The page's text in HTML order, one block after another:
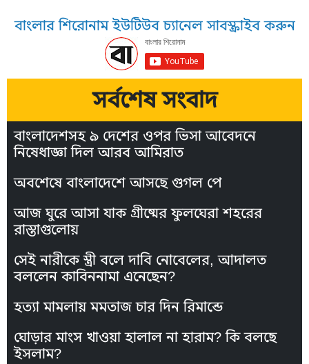
বাংলার শিরোনাম ইউটিউব চ্যানেল সাবস্ক্রাইব করুন
সর্বশেষ সংবাদ
বাংলাদেশসহ ৯ দেশের ওপর ভিসা আবেদনে
নিষেধাজ্ঞা দিল আরব আমিরাত
অবশেষে বাংলাদেশে আসছে গুগল পে
আজ ঘুরে আসা যাক গ্রীষ্মের ফুলঘেরা শহরের
রাস্তাগুলোয়
সেই নারীকে স্ত্রী বলে দাবি নোবেলের, আদালত
বললেন কাবিননামা এনেছেন?
হত্যা মামলায় মমতাজ চার দিন রিমান্ডে
ঘোড়ার মাংস খাওয়া হালাল না হারাম? কি বলছে
ইসলাম?